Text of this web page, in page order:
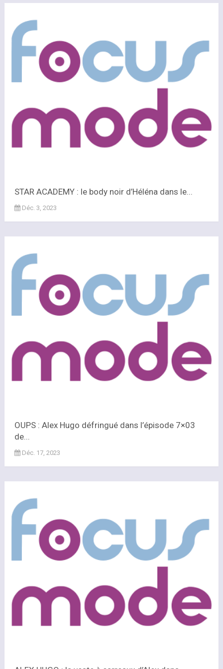
STAR ACADEMY : le body noir d’Héléna dans le...
Déc. 3, 2023
OUPS : Alex Hugo défringué dans l’épisode 7×03
de...
Déc. 17, 2023